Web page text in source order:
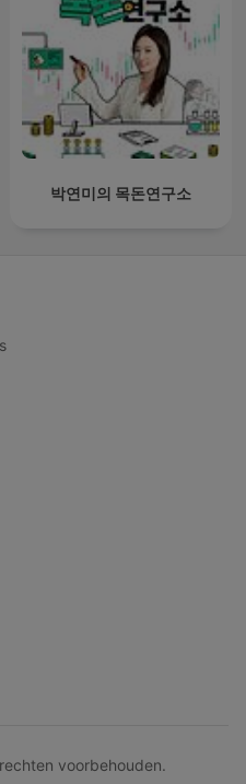
박연미의 목돈연구소
voorbehouden.